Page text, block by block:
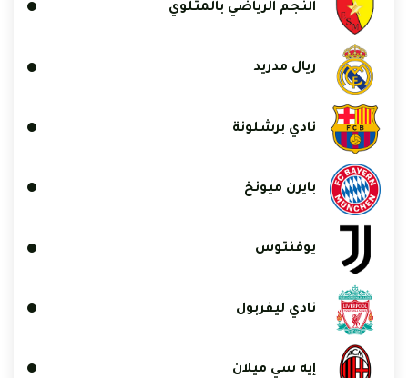
النجم الرياضي بالمتلوي
ريال مدريد
نادي برشلونة
بايرن ميونخ
يوفنتوس
نادي ليفربول
إيه سي ميلان